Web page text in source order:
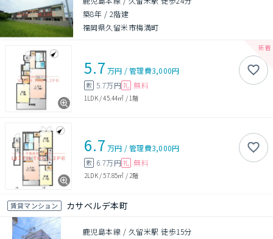
築8年 / 2階建
福岡県久留米市梅満町
5.7 万円 /管理費3,000円
敷 5.7万円 礼 無料
1LDK/45.44㎡ / 1階
6.7 万円 /管理費3,000円
敷 6.7万円 礼 無料
2LDK/57.85㎡ / 2階
賃貸マンション カサベルデ本町
鹿児島本線 / 久留米駅 徒歩15分